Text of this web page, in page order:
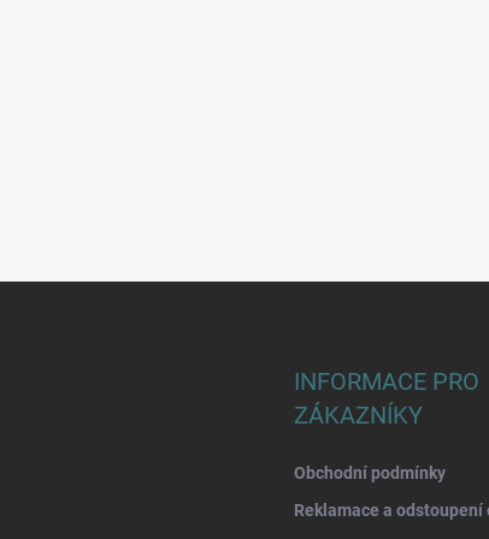
INFORMACE PRO
ZÁKAZNÍKY
Obchodní podmínky
Reklamace a odstoupení